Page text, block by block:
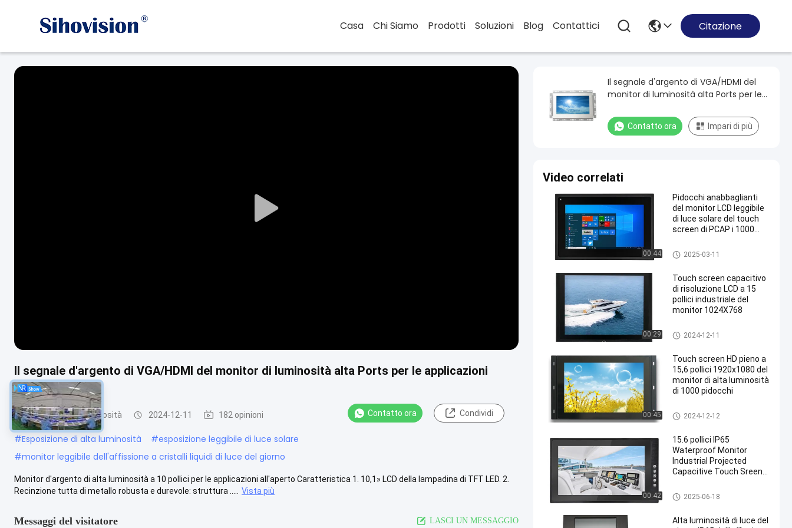
Casa Chi Siamo Prodotti Soluzioni Blog Contattici Citazione
Play
Il segnale d'argento di VGA/HDMI del monitor di luminosità alta Ports per le applicazioni
all'aperto
Monitor di alta luminosità 2024-12-11 182 opinioni Contatto ora Condividi
#Esposizione di alta luminosità #esposizione leggibile di luce solare
#monitor leggibile dell'affissione a cristalli liquidi di luce del giorno
Monitor d'argento di alta luminosità a 10 pollici per le applicazioni all'aperto Caratteristica 1. 10,1» LCD della lampadina di TFT LED. 2.
Recinzione tutta di metallo robusta e durevole: struttura .....
Vista più
Messaggi del visitatore LASCI UN MESSAGGIO
Il segnale d'argento di VGA/HDMI del
monitor di luminosità alta Ports per le
Contatto ora Impari di più
Video correlati
00:44
Pidocchi anabbaglianti
del monitor LCD leggibile
di luce solare del touch
screen di PCAP i 1000
impermeabilizzano
Monitor di alta luminosità
2025-03-11
00:29
Touch screen capacitivo
di risoluzione LCD a 15
pollici industriale del
monitor 1024X768
Monitor di alta luminosità
2024-12-11
00:45
Touch screen HD pieno a
15,6 pollici 1920x1080 del
monitor di alta luminosità
di 1000 pidocchi
Monitor di alta luminosità
2024-12-12
00:42
15.6 pollici IP65
Waterproof Monitor
Industrial Projected
Capacitive Touch Sreen
Nits Displays con anti
abbagliamento
Monitor di alta luminosità
2025-06-18
Alta luminosità di luce del